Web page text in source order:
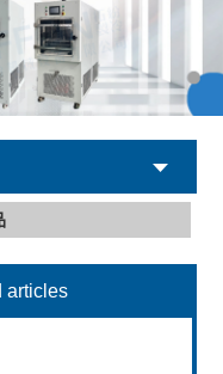
articles